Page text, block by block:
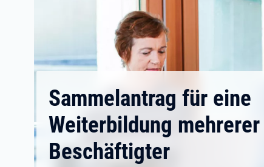
Sammelantrag für eine
Weiterbildung mehrerer
Beschäftigter